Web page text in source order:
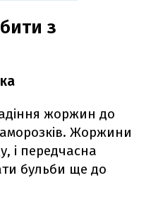
з
жоржин до
Жоржини
і передчасна
бульби ще до